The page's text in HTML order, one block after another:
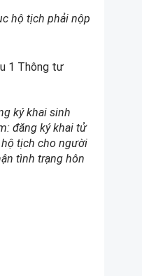
hộ tịch phải nộp
1 Thông tư
ký khai sinh
đăng ký khai tử
hộ tịch cho người
tình trạng hôn